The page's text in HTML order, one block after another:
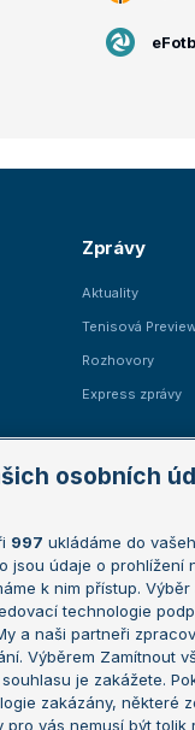
Zprávy
Aktuality
Tenisová
Rozhovory
Express zprávy
Australian Open
French Open
Wimbledon
US Open
Turnaj mistrů
Turnaj mistryň
osobních
997 ukládáme do
jsou údaje o prohlížení
k nim přístup. Výběr
technologie
a naši partneři
Výběrem Zamítnout
je zakážete.
zakázány, některé
pro vás nemusí být tolik